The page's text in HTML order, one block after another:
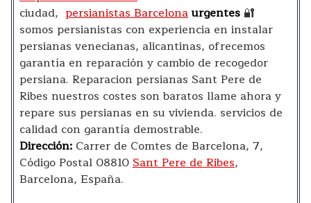
ciudad, persianistas Barcelonaurgentes 🔐
somos persianistas con experiencia en instalar
persianas venecianas, alicantinas, ofrecemos
garantía en reparación y cambio de recogedor
persiana. Reparacion persianas Sant Pere de
Ribes nuestros costes son baratos llame ahora y
repare sus persianas en su vivienda. servicios de
calidad con garantía demostrable.
Dirección: Carrer de Comtes de Barcelona, 7,
Código Postal 08810Sant Pere de Ribes,
Barcelona, España.